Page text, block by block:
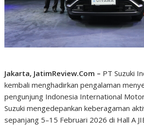
Jakarta, JatimReview.Com – PT Suzuki
kembali menghadirkan pengalaman
pengunjung Indonesia International
Suzuki mengedepankan keberagaman
sepanjang 5–15 Februari 2026 di Hall A